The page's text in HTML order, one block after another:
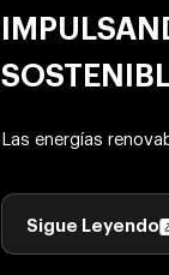
Las energías
Sigue Leyendo